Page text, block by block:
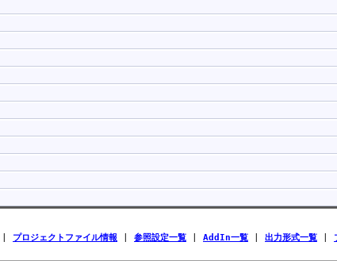
プロジェクトファイル情報 参照設定一覧 AddIn一覧 出力形式一覧